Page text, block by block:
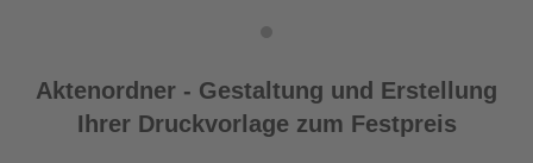
Aktenordner - Gestaltung und Erstellung
Ihrer Druckvorlage zum Festpreis